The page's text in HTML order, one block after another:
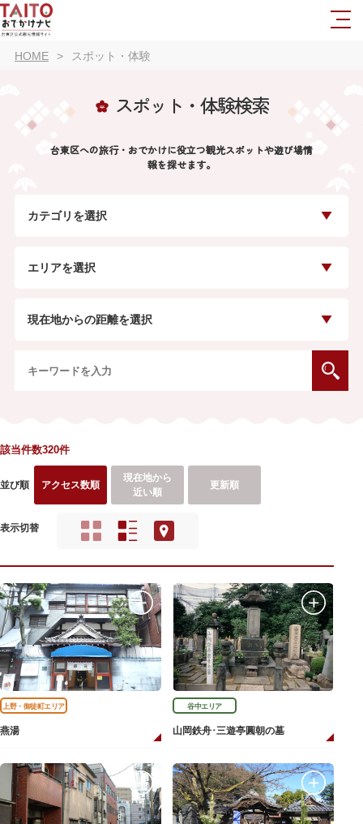
HOME スポット・体験
スポット・体験検索
台東区への旅行・おでかけに役立つ観光スポットや遊び場情
報を探せます。
カテゴリを選択
エリアを選択
現在地からの距離を選択
該当件数320件
並び順 アクセス数順
現在地から
近い順
更新順
表示切替
上野・御徒町エリア
燕湯
谷中エリア
山岡鉄舟･三遊亭圓朝の墓